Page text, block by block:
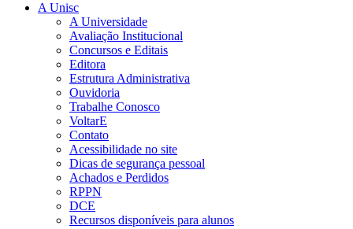
A Unisc
A Universidade
Avaliação Institucional
Concursos e Editais
Editora
Estrutura Administrativa
Ouvidoria
Trabalhe Conosco
VoltarE
Contato
Acessibilidade no site
Dicas de segurança pessoal
Achados e Perdidos
RPPN
DCE
Recursos disponíveis para alunos